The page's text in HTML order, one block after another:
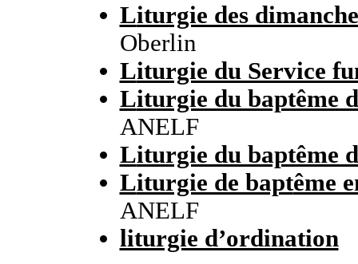
Liturgie des
Oberlin
Liturgie du Service
Liturgie du baptême
ANELF
Liturgie du baptême
Liturgie de baptême
ANELF
liturgie d’ordination